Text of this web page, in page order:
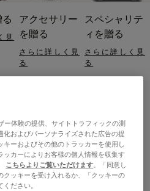
見
アクセサリー
を贈る
さらに詳しく見
る
スペシャリテ
ィを贈る
さらに詳しく見
る
ー体験の提供、サイトトラフィックの測
およびパーソナライズされた広告の提
ーおよびその他のトラッカーを使用し
カーによりお客様の個人情報を収集す
こちらよりご覧いただけます。「同意し
ッキーを受け入れるか、「クッキーの
ださい。